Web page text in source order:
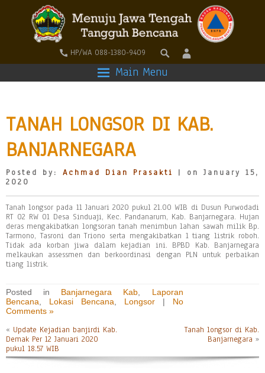
HP/WA 088-1380-9409
Main Menu
TANAH LONGSOR DI KAB.
BANJARNEGARA
Posted by: Achmad Dian Prasakti
| on January 15,
2020
Tanah longsor pada 11 Januari 2020 pukul 21.00 WIB di Dusun Purwodadi
RT 02 RW 01 Desa Sinduaji, Kec. Pandanarum, Kab. Banjarnegara. Hujan
deras mengakibatkan longsoran tanah menimbun lahan sawah milik Bp.
Tarmono, Tasroni dan Triono serta mengakibatkan 1 tiang listrik roboh.
Tidak ada korban jiwa dalam kejadian ini. BPBD Kab. Banjarnegara
melkaukan assessmen dan berkoordinasi dengan PLN untuk perbaikan
tiang listrik.
Posted in Banjarnegara Kab
Laporan
Bencana
Lokasi Bencana Longsor| No
Comments »
« Update Kejadian banjirdi Kab.
Demak Per 12 Januari 2020
pukul 18.57 WIB
Tanah longsor di Kab.
Banjarnegara »